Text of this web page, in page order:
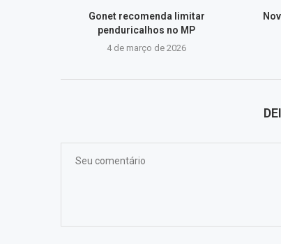
Gonet recomenda limitar
penduricalhos no MP
4 de março de 2026